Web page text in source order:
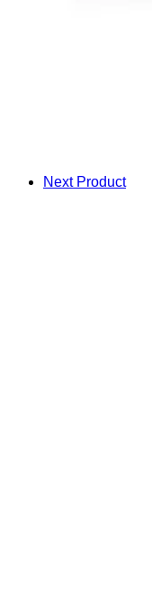
Next Product